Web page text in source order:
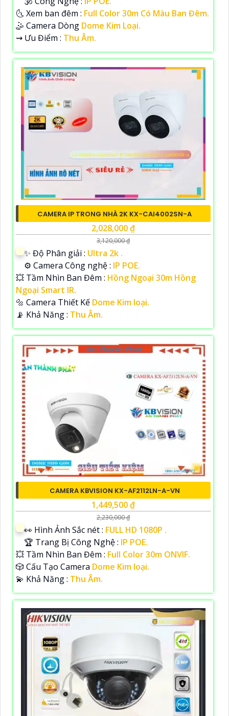
🌜 Xem ban đêm : Full Color 30m Có Màu Ban Đêm.
🤹 Camera Dòng Dome Kim Loại.
️⇝ Ưu Điểm : Thu Âm.
CAMERA IP TRONG NHÀ 2K KX-CAI4002SN-A
2,028,000 ₫
3,120,000 ₫
✨ Độ Phân giải : Ultra 2k .
⚙ Camera Công nghệ : IP POE.
💥 Tầm Nhìn Ban Đêm : Hồng Ngoại 30m Hồng
Ngoại Smart IR.
🔩 Camera Thiết Kế Dome Kim loại.
️📡 Khả Năng : Thu Âm.
CAMERA KBVISION KX-AF2112LN-A-VN
1,449,500 ₫
2,230,000 ₫
️👀 Hình Ảnh Sắc nét : FULL HD 1080P .
🏆 Trang Bị Công Nghệ : IP POE.
💥 Tầm Nhìn Ban Đêm : Full Color 30m ONVIF.
🎲 Cấu Tạo Camera Dome Kim loại.
️💫 Khả Năng : Thu Âm.